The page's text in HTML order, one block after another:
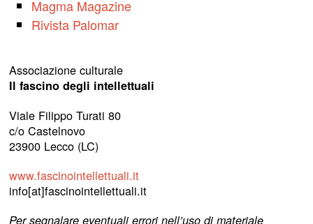
Magma Magazine
Rivista Palomar
Associazione culturale
Il fascino degli intellettuali
Viale Filippo Turati 80
c/o Castelnovo
23900 Lecco (LC)
www.fascinointellettuali.it
info[at]fascinointellettuali.it
Per segnalare eventuali errori nell’uso di materiale